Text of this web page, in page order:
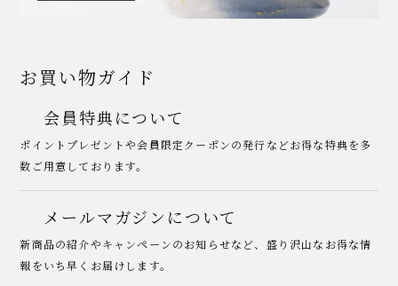
お買い物ガイド
会員特典について
ポイントプレゼントや会員限定クーポンの発行などお得な特典を多
数ご用意しております。
メールマガジンについて
新商品の紹介やキャンペーンのお知らせなど、盛り沢山なお得な情
報をいち早くお届けします。